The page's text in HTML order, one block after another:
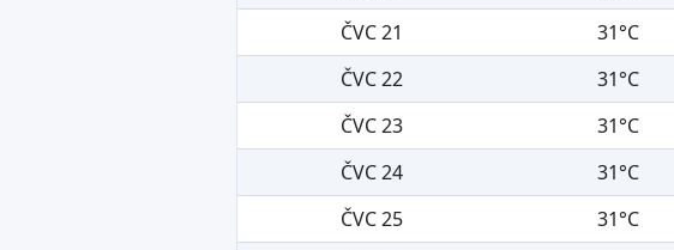
ČVC 21
31°C
ČVC 22
31°C
ČVC 23
31°C
ČVC 24
31°C
ČVC 25
31°C